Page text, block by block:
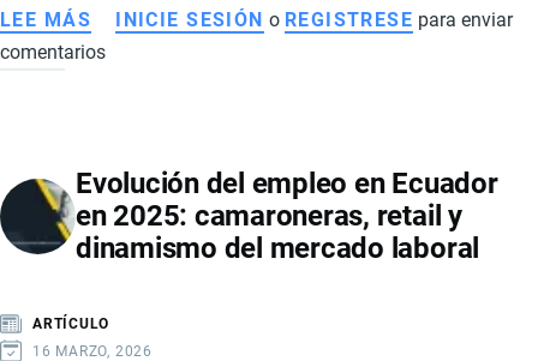
LEE MÁS SOBRE
ECUADOR
DEL
TRABAJO
Y
CLAVES
INICIE SESIÓN o REGISTRESE para enviar
comentarios
Evolución del empleo en Ecuador
en 2025: camaroneras, retail y
dinamismo del mercado laboral
ARTÍCULO
16 MARZO, 2026